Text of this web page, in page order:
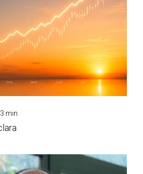
3 min